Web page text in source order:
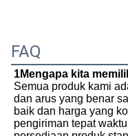
FAQ
1Mengapa kita
Semua produk kami
dan arus yang benar
baik dan harga yang
pengiriman tepat